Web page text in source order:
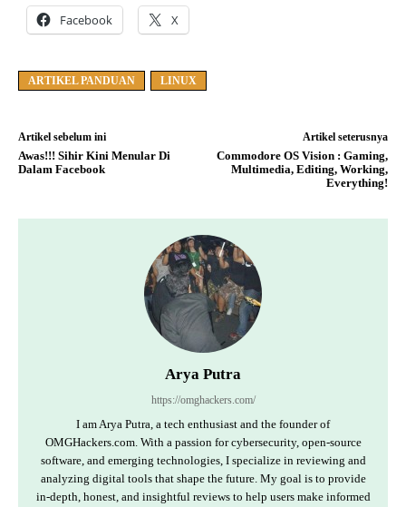
Facebook X
ARTIKEL PANDUAN LINUX
Artikel sebelum ini
Awas!!! Sihir Kini Menular Di
Dalam Facebook
Artikel seterusnya
Commodore OS Vision : Gaming,
Multimedia, Editing, Working,
Everything!
Arya Putra
https://omghackers.com/
I am Arya Putra, a tech enthusiast and the founder of
OMGHackers.com. With a passion for cybersecurity, open-source
software, and emerging technologies, I specialize in reviewing and
analyzing digital tools that shape the future. My goal is to provide
in-depth, honest, and insightful reviews to help users make informed